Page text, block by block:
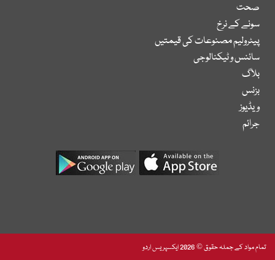
صحت
سونے کے نرخ
پیٹرولیم مصنوعات کی قیمتیں
سائنس و ٹیکنالوجی
بلاگ
بزنس
ویڈیوز
جرائم
تمام مواد کے جملہ حقوق © 2026 ایکسپریس اردو